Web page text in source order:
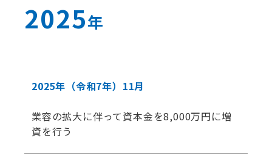
2025年
2025年 （令和7年） 11月
業容の拡大に伴って資本金を8,000万円に増
資を行う